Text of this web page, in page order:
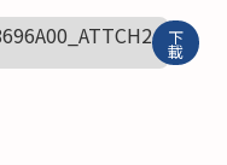
下
載